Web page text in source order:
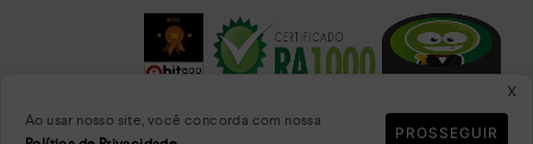
x
Ao usar nosso site, você concorda com nossa
PROSSEGUIR